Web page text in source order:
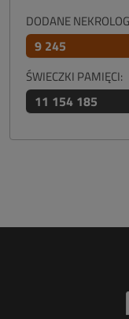
DODANE
9 245
ŚWIECZKI PAMIĘCI:
11 154 185